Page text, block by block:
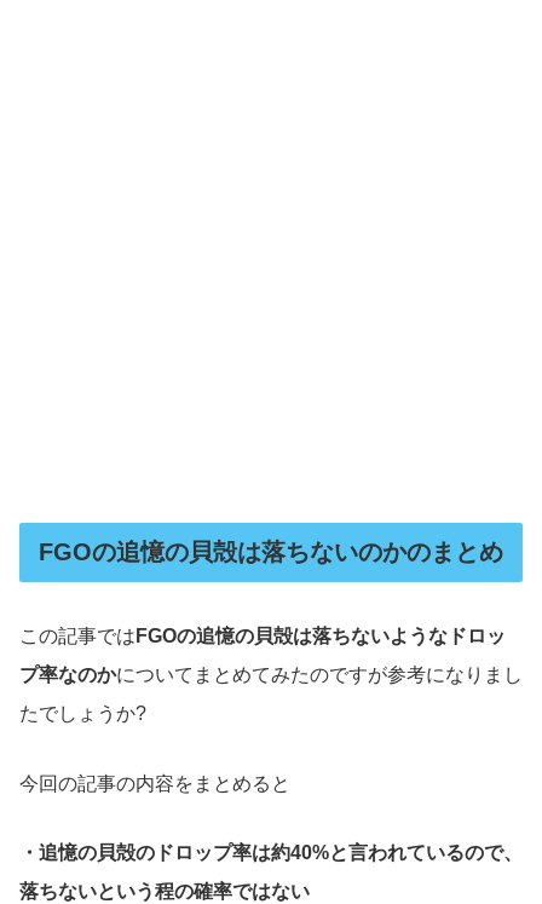
FGOの追憶の貝殻は落ちないのかのまとめ
この記事では FGOの追憶の貝殻は落ちないようなドロッ
プ率なのかについてまとめてみたのですが参考になりまし
たでしょうか?
今回の記事の内容をまとめると
・追憶の貝殻のドロップ率は約40%と言われているので、
落ちないという程の確率ではない